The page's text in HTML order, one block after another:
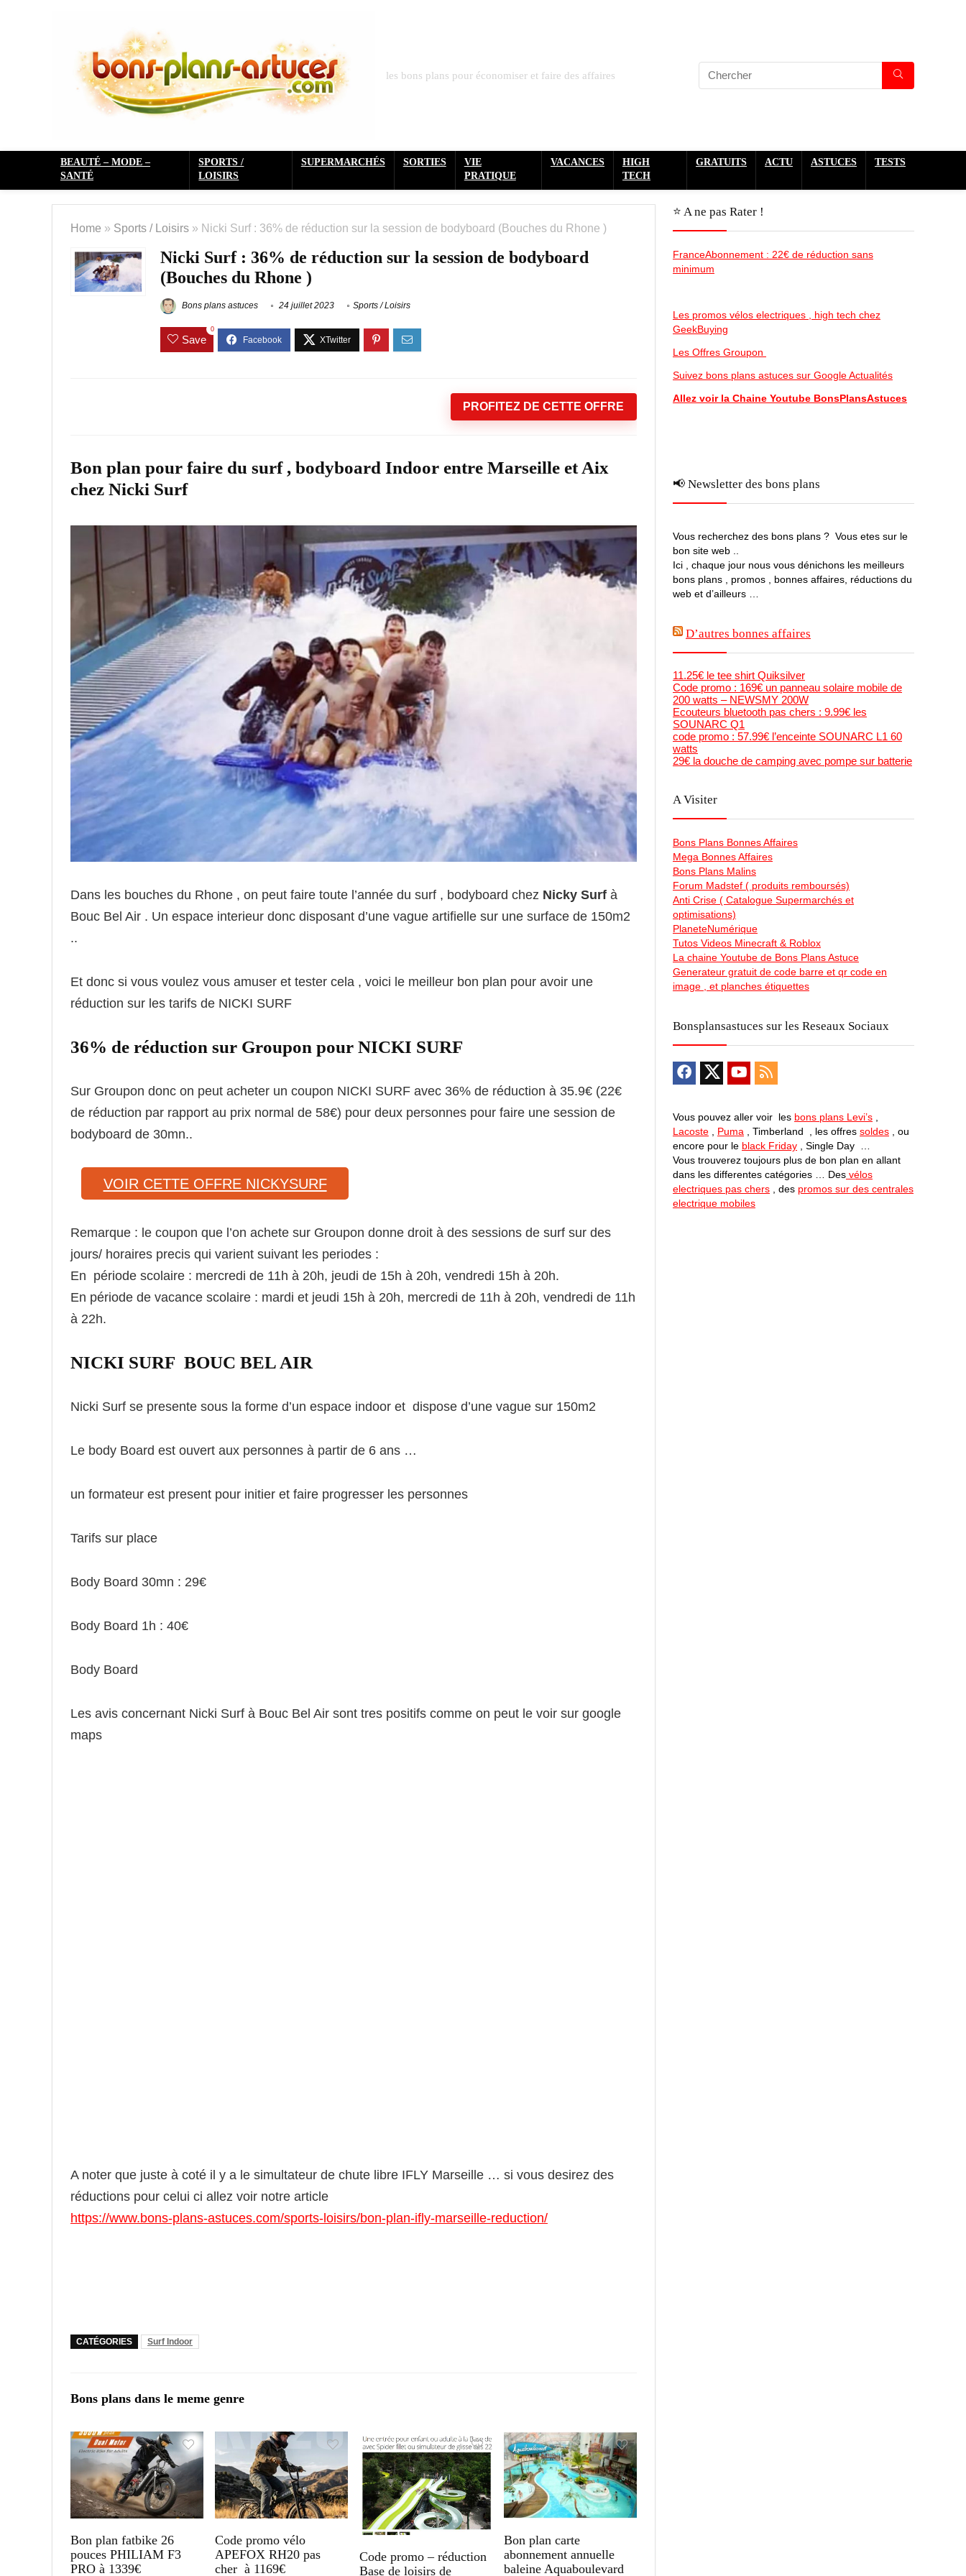
les bons plans pour économiser et faire des affaires
BEAUTÉ – MODE –
SANTÉ
SPORTS /
LOISIRS
SUPERMARCHÉS SORTIES
VIE
PRATIQUE
VACANCES
HIGH
TECH
GRATUITS ACTU ASTUCES TESTS
Home » Sports / Loisirs » Nicki Surf : 36% de réduction sur la session de bodyboard (Bouches du Rhone )
Nicki Surf : 36% de réduction sur la session de bodyboard
(Bouches du Rhone )
Bons plans astuces 24 juillet 2023 Sports / Loisirs
Save
0
PROFITEZ DE CETTE OFFRE
Bon plan pour faire du surf , bodyboard Indoor entre Marseille et Aix
chez Nicki Surf
Dans les bouches du Rhone , on peut faire toute l’année du surf , bodyboard chez Nicky Surf à
Bouc Bel Air . Un espace interieur donc disposant d’une vague artifielle sur une surface de 150m2
..
Et donc si vous voulez vous amuser et tester cela , voici le meilleur bon plan pour avoir une
réduction sur les tarifs de NICKI SURF
36% de réduction sur Groupon pour NICKI SURF
Sur Groupon donc on peut acheter un coupon NICKI SURF avec 36% de réduction à 35.9€ (22€
de réduction par rapport au prix normal de 58€) pour deux personnes pour faire une session de
bodyboard de 30mn..
VOIR CETTE OFFRE NICKYSURF
Remarque : le coupon que l’on achete sur Groupon donne droit à des sessions de surf sur des
jours/ horaires precis qui varient suivant les periodes :
En période scolaire : mercredi de 11h à 20h, jeudi de 15h à 20h, vendredi 15h à 20h.
En période de vacance scolaire : mardi et jeudi 15h à 20h, mercredi de 11h à 20h, vendredi de 11h
à 22h.
NICKI SURF BOUC BEL AIR
Nicki Surf se presente sous la forme d’un espace indoor et dispose d’une vague sur 150m2
Le body Board est ouvert aux personnes à partir de 6 ans …
un formateur est present pour initier et faire progresser les personnes
Tarifs sur place
Body Board 30mn : 29€
Body Board 1h : 40€
Body Board
Les avis concernant Nicki Surf à Bouc Bel Air sont tres positifs comme on peut le voir sur google
maps
A noter que juste à coté il y a le simultateur de chute libre IFLY Marseille … si vous desirez des
réductions pour celui ci allez voir notre article
https://www.bons-plans-astuces.com/sports-loisirs/bon-plan-ifly-marseille-reduction/
CATÉGORIES Surf Indoor
Bons plans dans le meme genre
Bon plan fatbike 26
pouces PHILIAM F3
PRO à 1339€
Code promo vélo
APEFOX RH20 pas
cher à 1169€
Code promo – réduction
Base de loisirs de
Bon plan carte
abonnement annuelle
baleine Aquaboulevard
⭐️ A ne pas Rater !
FranceAbonnement : 22€ de réduction sans
minimum
Les promos vélos electriques , high tech chez
GeekBuying
Les Offres Groupon
Suivez bons plans astuces sur Google Actualités
Allez voir la Chaine Youtube BonsPlansAstuces
📢 Newsletter des bons plans
Vous recherchez des bons plans ? Vous etes sur le
bon site web ..
Ici , chaque jour nous vous dénichons les meilleurs
bons plans , promos , bonnes affaires, réductions du
web et d’ailleurs …
D’autres bonnes affaires
11.25€ le tee shirt Quiksilver
Code promo : 169€ un panneau solaire mobile de
200 watts – NEWSMY 200W
Ecouteurs bluetooth pas chers : 9.99€ les
SOUNARC Q1
code promo : 57.99€ l’enceinte SOUNARC L1 60
watts
29€ la douche de camping avec pompe sur batterie
A Visiter
Bons Plans Bonnes Affaires
Mega Bonnes Affaires
Bons Plans Malins
Forum Madstef ( produits remboursés)
Anti Crise ( Catalogue Supermarchés et
optimisations)
PlaneteNumérique
Tutos Videos Minecraft & Roblox
La chaine Youtube de Bons Plans Astuce
Generateur gratuit de code barre et qr code en
image , et planches étiquettes
Bonsplansastuces sur les Reseaux Sociaux
Vous pouvez aller voir les bons plans Levi’s
Lacoste
Puma , Timberland , les offres soldes , ou
encore pour le black Friday , Single Day …
Vous trouverez toujours plus de bon plan en allant
dans les differentes catégories … Des vélos
electriques pas chers , des promos sur des centrales
electrique mobiles